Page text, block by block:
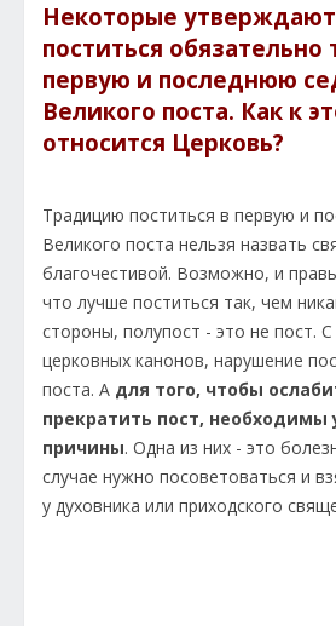
Некоторые
поститься обязательно
первую и последнюю
Великого поста. Как к
относится Церковь?
Традицию поститься в первую и
Великого поста нельзя назвать
благочестивой. Возможно, и
что лучше поститься так, чем
стороны, полупост - это не пост. С
церковных канонов, нарушение
поста. А для того, чтобы
прекратить пост, необходимы
причины. Одна из них - это
случае нужно посоветоваться и
у духовника или приходского